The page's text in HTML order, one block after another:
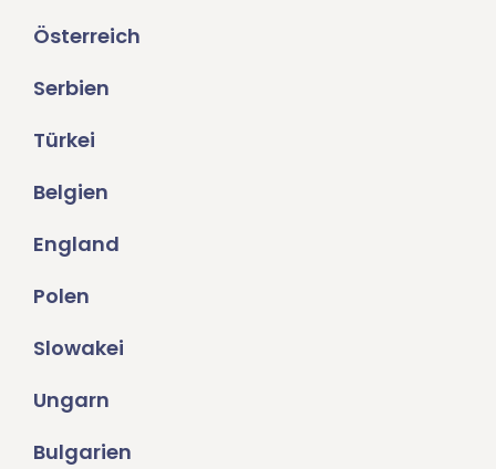
Österreich
Serbien
Türkei
Belgien
England
Polen
Slowakei
Ungarn
Bulgarien